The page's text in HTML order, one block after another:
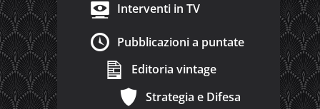
Interventi in TV
Pubblicazioni a puntate
Editoria vintage
Strategia e Difesa